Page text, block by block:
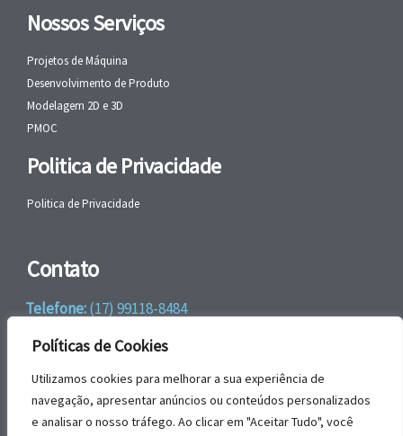
Políticas de Cookies
Utilizamos cookies para melhorar a sua experiência de
navegação, apresentar anúncios ou conteúdos personalizados
e analisar o nosso tráfego. Ao clicar em "Aceitar Tudo", você
Nossos Serviços
Projetos de Máquina
Desenvolvimento de Produto
Modelagem 2D e 3D
PMOC
Politica de Privacidade
Politica de Privacidade
Contato
Telefone:(17) 99118-8484
WhatsApp:+55 (17) 99118-8484
email:faleconosco@gbrengenharia.com
Rua Jatai, nº 81